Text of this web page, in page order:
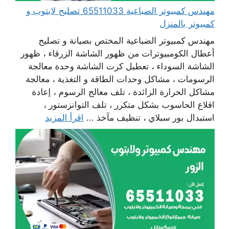
مهندس كمبيوتر الضباعية 65511033 تصليح لابتوب و
كمبيوتر بالمنزل
مهندس كمبيوتر الضباعية المختص بصيانة و تصليح
أعطال الكومبيوترات من ظهور الشاشة الزرقاء ، ظهور
الشاشة السوداء ، تعطيل كرت الشاشة وحدة معالجة
الرسومات ، مشاكل وحدات الطاقة و التغذية ، معالجة
مشاكل الحرارة الزائدة ، تلف معالج الرسوم ، إعادة
اقلاع الحاسوب بشكل متكرر ، تلف التوانزستور ،
استبدال بور سبلاي ، تنظيف مآخذ ... اقرأ المزيد